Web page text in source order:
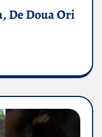
De Doua Ori